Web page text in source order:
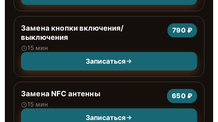
Замена кнопки включения/
выключения
15 мин
790 ₽
Записаться
Замена NFC антенны
15 мин
650 ₽
Записаться